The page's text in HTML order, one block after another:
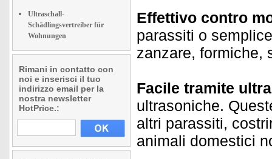
Ultraschall-
Schädlingsvertreiber für
Wohnungen
Rimani in contatto con
noi e inserisci il tuo
indirizzo email per la
nostra newsletter
HotPrice.:
Effettivo contro
parassiti o
zanzare, formiche,
Facile tramite
ultrasoniche.
altri parassiti,
animali domestici